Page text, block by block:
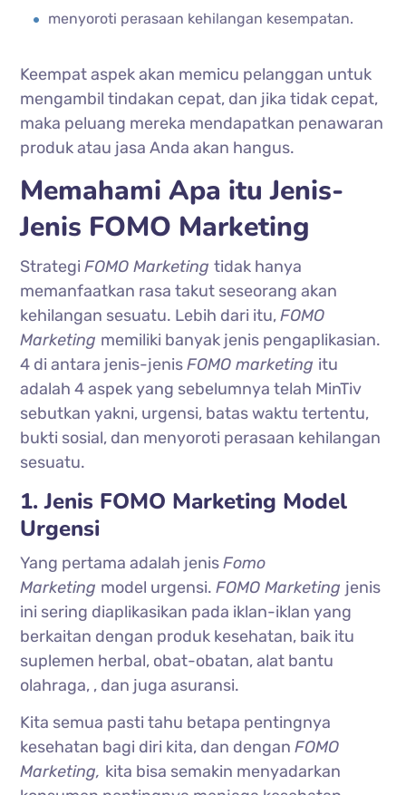
menyoroti perasaan kehilangan kesempatan.
Keempat aspek akan memicu pelanggan untuk
mengambil tindakan cepat, dan jika tidak cepat,
maka peluang mereka mendapatkan penawaran
produk atau jasa Anda akan hangus.
Memahami Apa itu Jenis-
Jenis FOMO Marketing
StrategiFOMO Marketingtidak hanya
memanfaatkan rasa takut seseorang akan
kehilangan sesuatu. Lebih dari itu,FOMO
Marketing memiliki banyak jenis pengaplikasian.
4 di antara jenis-jenisFOMO marketing itu
adalah 4 aspek yang sebelumnya telah MinTiv
sebutkan yakni, urgensi, batas waktu tertentu,
bukti sosial, dan menyoroti perasaan kehilangan
sesuatu.
1. Jenis FOMO Marketing Model
Urgensi
Yang pertama adalah jenisFomo
Marketing model urgensi.FOMO Marketing jenis
ini sering diaplikasikan pada iklan-iklan yang
berkaitan dengan produk kesehatan, baik itu
suplemen herbal, obat-obatan, alat bantu
olahraga, , dan juga asuransi.
Kita semua pasti tahu betapa pentingnya
kesehatan bagi diri kita, dan denganFOMO
Marketing, kita bisa semakin menyadarkan